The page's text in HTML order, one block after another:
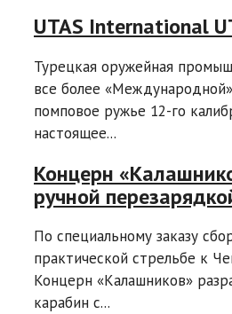
UTAS International
Турецкая оружейная
все более
помповое ружье 12-го
настоящее...
Концерн
ручной
По специальному заказу
практической стрельбе к
Концерн «Калашников»
карабин с...